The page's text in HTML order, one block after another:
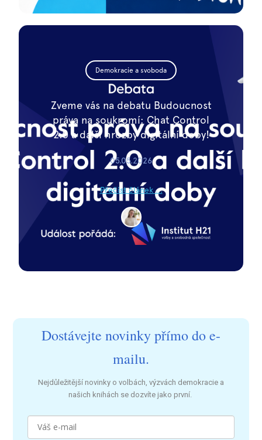
Demokracie a svoboda
Zveme vás na debatu Budoucnost
práva na soukromí: Chat Control
2.0 a další hrozby digitální doby!
05.05.2026
Přečíst článek ...
Dostávejte novinky přímo do e-
mailu.
Nejdůležitější novinky o volbách, výzvách demokracie a
našich knihách se dozvíte jako první.